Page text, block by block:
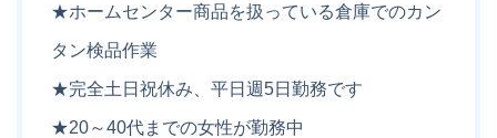
★ホームセンター商品を扱っている倉庫でのカン
タン検品作業
★完全土日祝休み、平日週5日勤務です
★20～40代までの女性が勤務中